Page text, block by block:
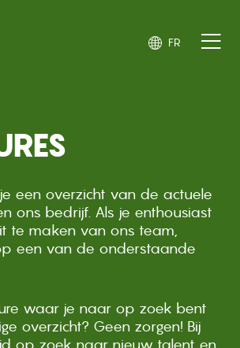
FR
een overzicht van de actuele
ons bedrijf. Als je enthousiast
te maken van ons team,
een van de onderstaande
waar je naar op zoek bent
overzicht? Geen zorgen! Bij